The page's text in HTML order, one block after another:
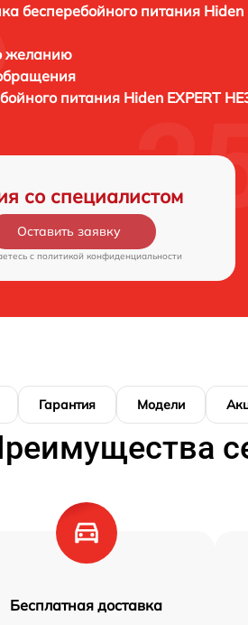
бесперебойного питания Hiden
желанию
питания Hiden EXPERT
со специалистом
Оставить заявку
c политикой конфиденциальности
Гарантия Модели
Бесплатная доставка